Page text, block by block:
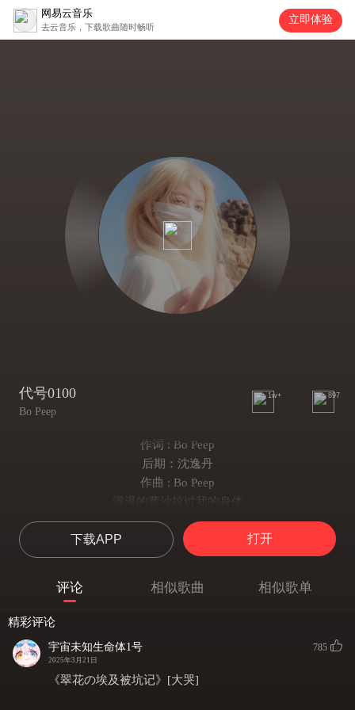
网易云音乐
去云音乐，下载歌曲随时畅听
立即体验
代号0100
Bo Peep
1w+ 897
作词 : Bo Peep
后期：沈逸丹
作曲 : Bo Peep
漫漫的黄沙掠过我的身体
当我需要证明
存在的证明
电流的跳动却带不动呼吸
等待你的降临
没被植入的举动
我想必 难以 自控
下载APP 打开
评论 相似歌曲 相似歌单
精彩评论
宇宙未知生命体1号
2025年3月21日
785
《翠花の埃及被坑记》[大哭]